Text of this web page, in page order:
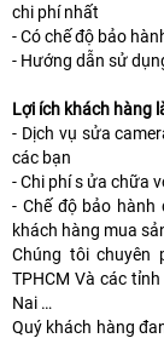
chi phí nhất
- Có chế độ bảo
- Hướng dẫn sử
Lợi ích khách hàng
- Dịch vụ sửa
các bạn
- Chi phí s ửa chữa
- Chế độ bảo
khách hàng mua
Chúng tôi
TPHCM Và các
Nai …
Quý khách hàng